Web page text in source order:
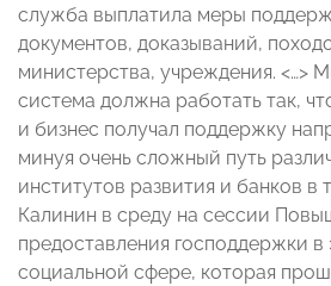
служба выплатила меры
документов, доказываний,
министерства, учреждения. <…>
система должна работать так,
и бизнес получал поддержку
минуя очень сложный путь
институтов развития и банков в
Калинин в среду на сессии
предоставления господдержки в
социальной сфере, которая